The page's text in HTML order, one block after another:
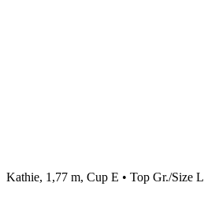
Kathie, 1,77 m, Cup E • Top Gr./Size L